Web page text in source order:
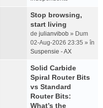
Stop browsing,
start living
de julianvibob » Dum
02-Aug-2026 23:35 » în
Suspensie - AX
Solid Carbide
Spiral Router Bits
vs Standard
Router Bits:
What’s the